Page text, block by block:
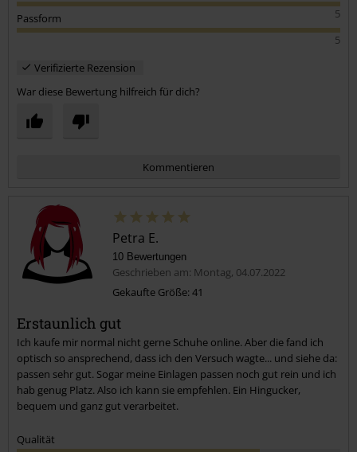
5
Passform
5
Verifizierte Rezension
War diese Bewertung hilfreich für dich?
Kommentieren
Kommentar jetzt abschicken!
Petra E.
10 Bewertungen
Geschrieben am: Montag, 04.07.2022
Gekaufte Größe: 41
Erstaunlich gut
Ich kaufe mir normal nicht gerne Schuhe online. Aber die fand ich
optisch so ansprechend, dass ich den Versuch wagte... und siehe da:
passen sehr gut. Sogar meine Einlagen passen noch gut rein und ich
hab genug Platz. Also ich kann sie empfehlen. Ein Hingucker,
bequem und ganz gut verarbeitet.
Qualität